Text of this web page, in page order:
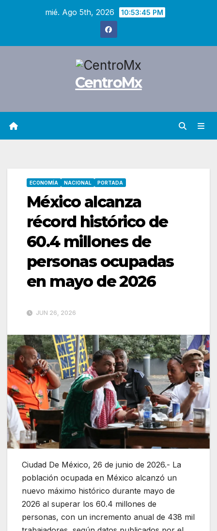
mié. Ago 5th, 2026 10:53:46 PM
CentroMx
ECONOMÍA NACIONAL PORTADA
México alcanza
récord histórico de
60.4 millones de
personas ocupadas
en mayo de 2026
JUN 26, 2026
Ciudad De México, 26 de junio de 2026.- La
población ocupada en México alcanzó un
nuevo máximo histórico durante mayo de
2026 al superar los 60.4 millones de
personas, con un incremento anual de 438 mil